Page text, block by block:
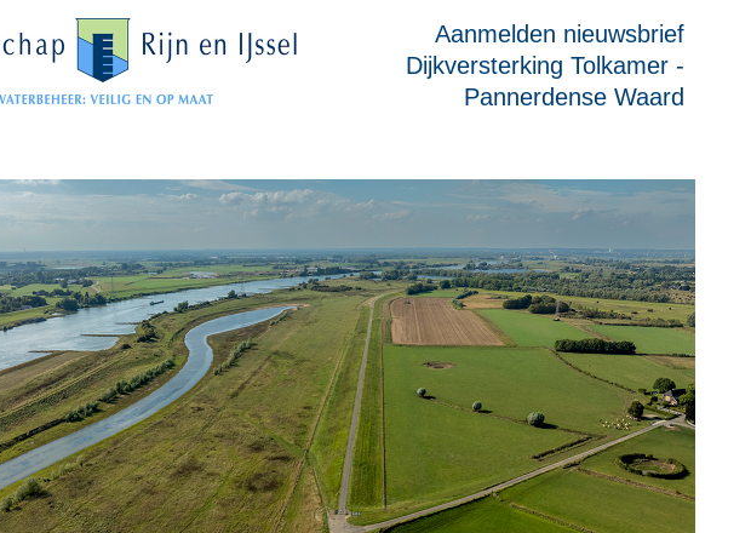
Aanmelden nieuwsbrief
Dijkversterking Tolkamer -
Pannerdense Waard